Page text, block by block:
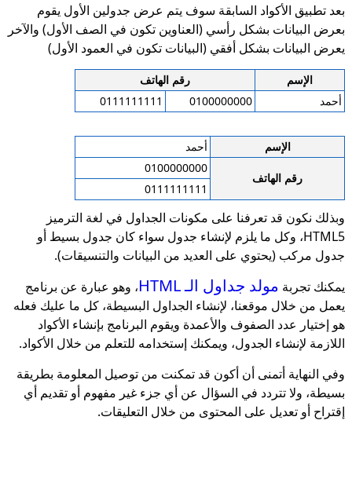
بعد تطبيق الأكواد السابقة سوف يتم عرض جدولين الأول يقوم
بعرض البيانات بشكل رأسي (العناوين تكون في الصف الأول) والآخر
يعرض البيانات بشكل أفقي (البيانات تكون في العمود الأول)
الإسم
رقم الهاتف
أحمد
0100000000
0111111111
الإسم أحمد
رقم الهاتف
0100000000
0111111111
وبذلك نكون قد تعرفنا على مكونات الجداول في لغة الترميز
HTML5، وكل ما يلزم لإنشاء جدول سواء كان جدول بسيط أو
جدول مركب (يحتوي على العديد من البيانات والتنسيقات).
يمكنك تجربة مولد جداول الـ HTML
، وهو عبارة عن برنامج
يعمل من خلال موقعنا، لإنشاء الجداول البسيطة، كل ما عليك فعله
هو إختيار عدد الصفوف والأعمدة ويقوم البرنامج بإنشاء الأكواد
اللازمة لإنشاء الجدول، ويمكنك إستخدامه للتعلم من خلال الأكواد.
وفي النهاية أتمنى أن أكون قد تمكنت من توصيل المعلومة بطريقة
بسيطة، ولا تتردد في السؤال عن أي جزء غير مفهوم أو تقديم أي
إقتراح أو تعديل على المحتوى من خلال التعليقات.